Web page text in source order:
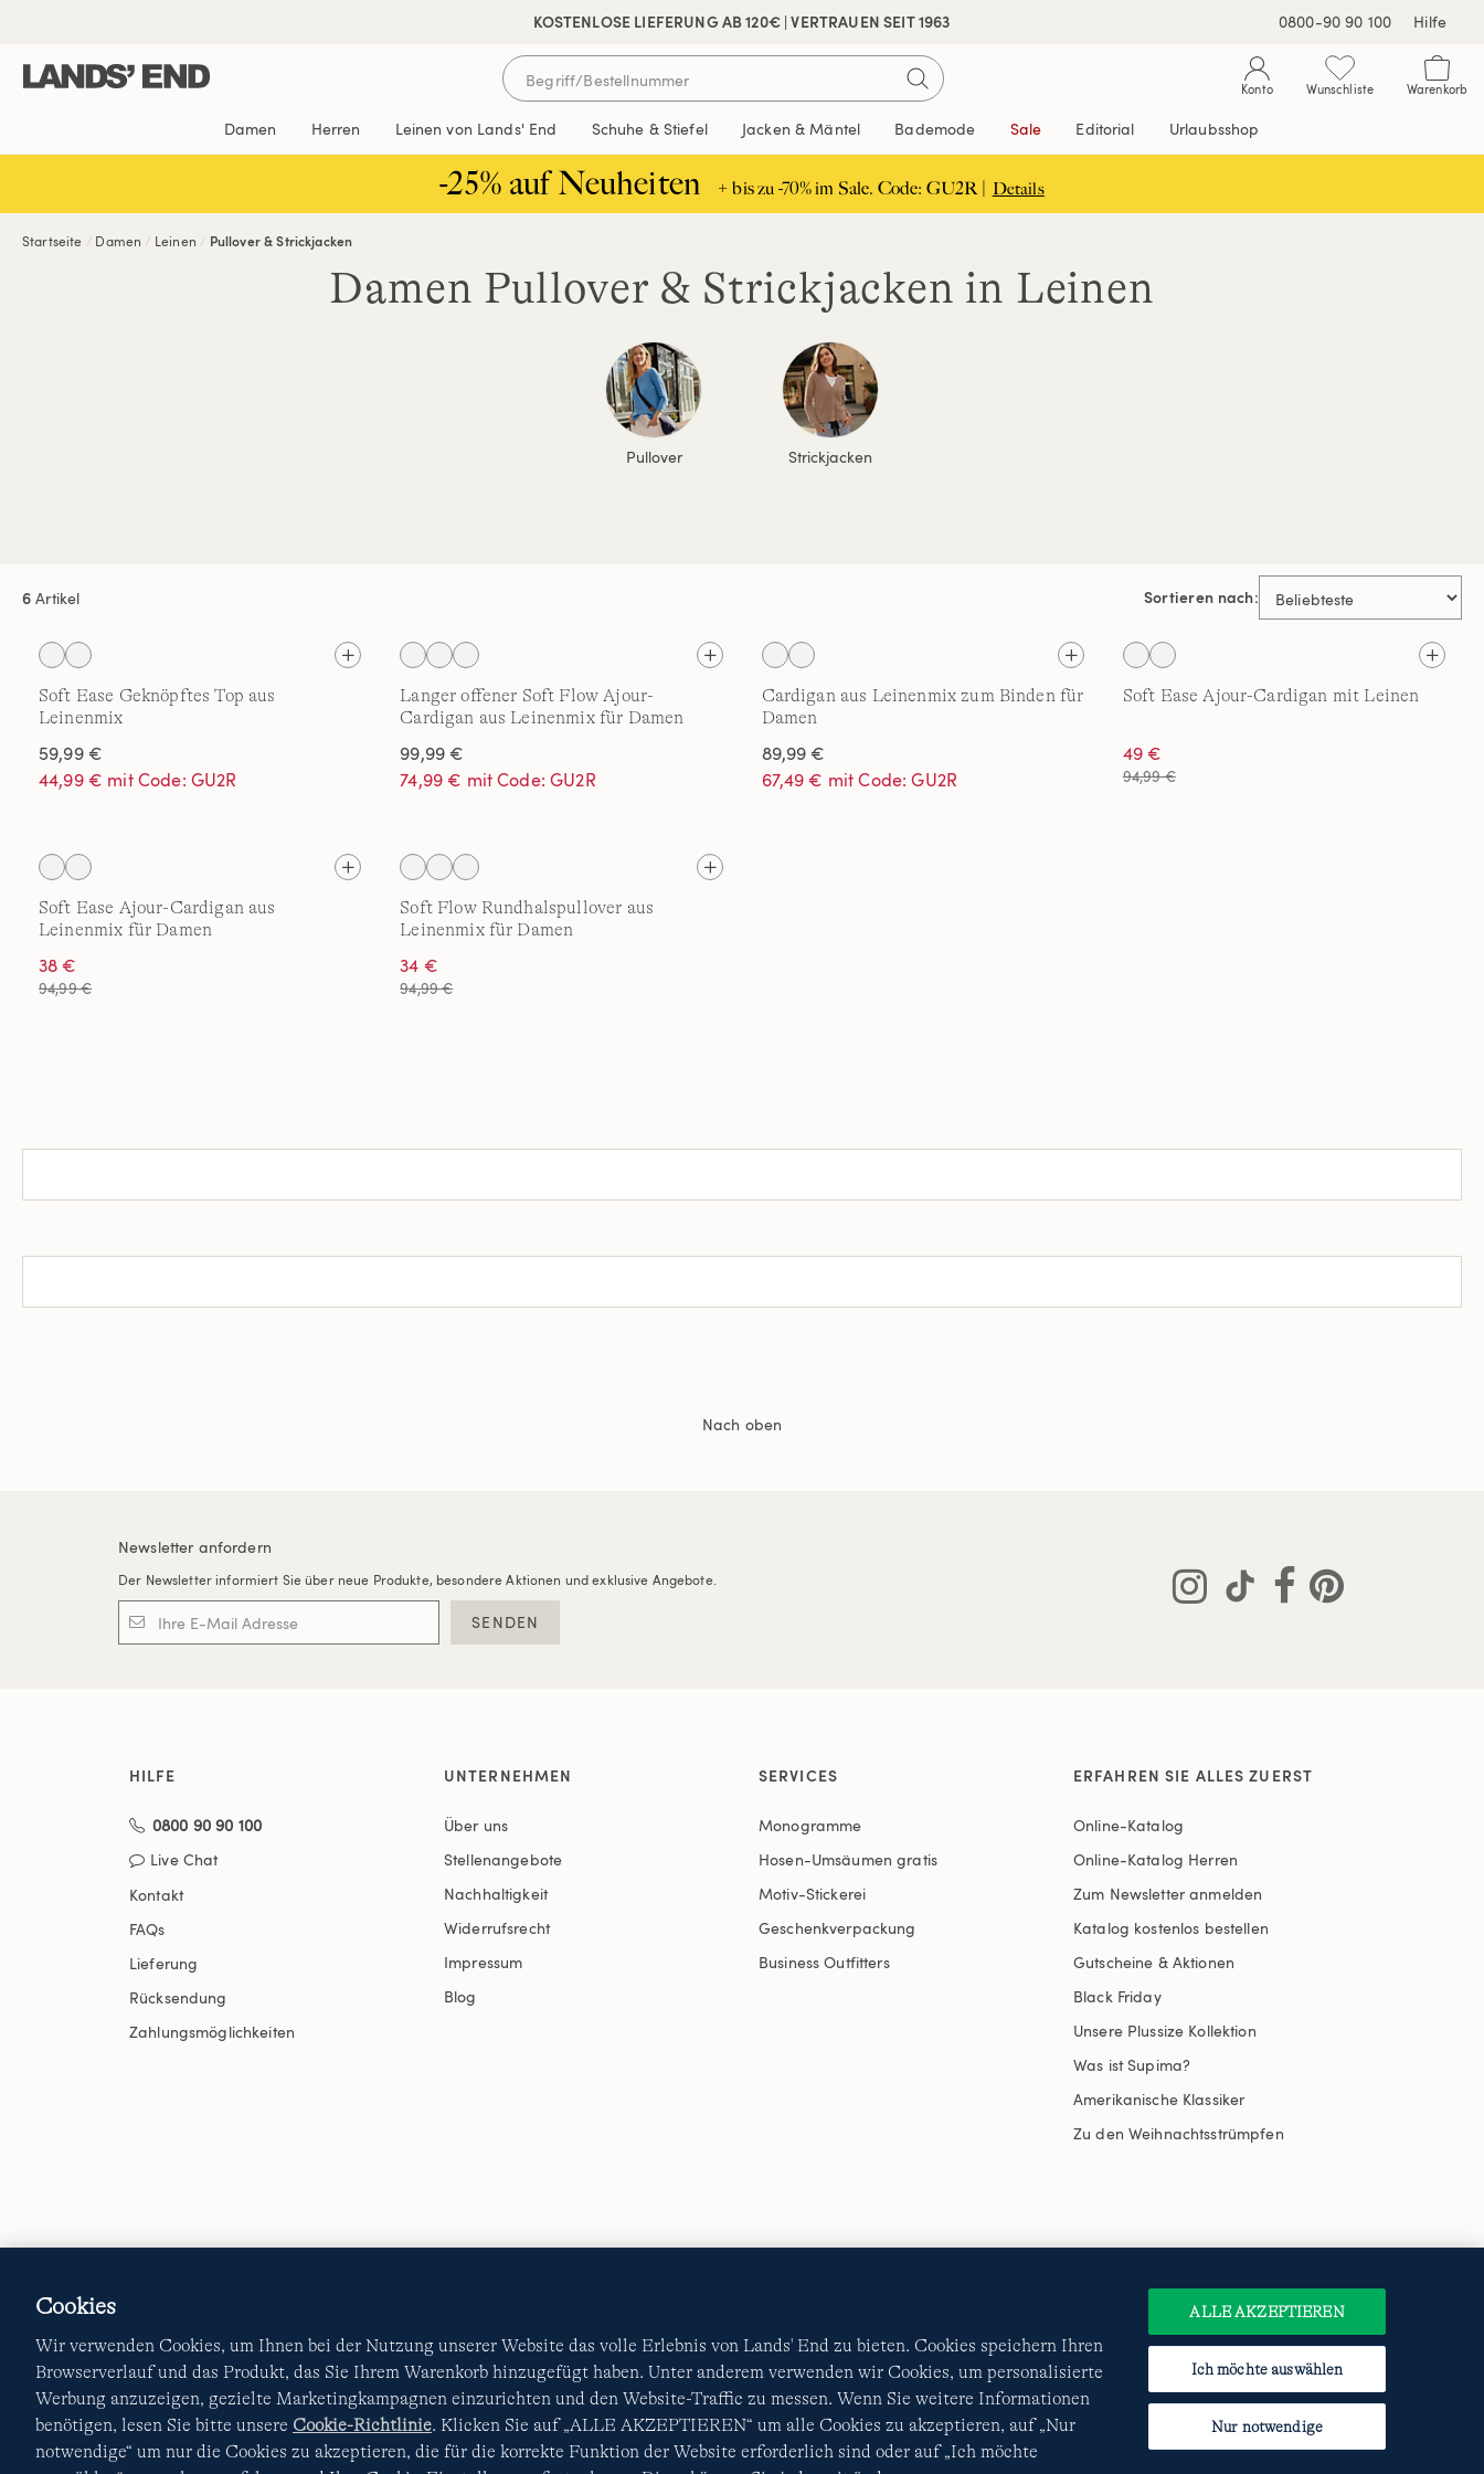
Inhalt
Navigation
Suche
KOSTENLOSE LIEFERUNG AB 120€ | VERTRAUEN SEIT 1963
🔒 SICHER BEZAHLEN 0800-90 90 100 Hilfe
Konto Wunschliste Warenkorb
Damen Herren Leinen von Lands' End Schuhe & Stiefel Jacken & Mäntel Bademode Sale Editorial Urlaubsshop
-25% auf Neuheiten + bis zu -70% im Sale. Code: GU2R | Details
Startseite Damen Leinen Pullover & Strickjacken
Damen Pullover & Strickjacken in Leinen
Pullover Strickjacken
6 Artikel Sortieren nach:
Soft Ease Geknöpftes Top aus
Leinenmix
59,99 €
44,99 € mit Code: GU2R
Langer offener Soft Flow Ajour-
Cardigan aus Leinenmix für Damen
99,99 €
74,99 € mit Code: GU2R
Cardigan aus Leinenmix zum Binden für
Damen
89,99 €
67,49 € mit Code: GU2R
Soft Ease Ajour-Cardigan mit Leinen
49 €
94,99 €
Soft Ease Ajour-Cardigan aus
Leinenmix für Damen
38 €
94,99 €
Soft Flow Rundhalspullover aus
Leinenmix für Damen
34 €
94,99 €
Nach oben
Newsletter anfordern
Der Newsletter informiert Sie über neue Produkte, besondere Aktionen und exklusive Angebote.
SENDEN
HILFE
0800 90 90 100
Live Chat
Kontakt
FAQs
Lieferung
Rücksendung
Zahlungsmöglichkeiten
UNTERNEHMEN
Über uns
Stellenangebote
Nachhaltigkeit
Widerrufsrecht
Impressum
Blog
SERVICES
Monogramme
Hosen-Umsäumen gratis
Motiv-Stickerei
Geschenkverpackung
Business Outfitters
ERFAHREN SIE ALLES ZUERST
Online-Katalog
Online-Katalog Herren
Zum Newsletter anmelden
Katalog kostenlos bestellen
Gutscheine & Aktionen
Black Friday
Unsere Plussize Kollektion
Was ist Supima?
Amerikanische Klassiker
Zu den Weihnachtsstrümpfen
Datenschutzerklärung
Cookies
Wir verwenden Cookies, um Ihnen bei der Nutzung unserer Website das volle Erlebnis von Lands' End zu bieten. Cookies speichern Ihren
Browserverlauf und das Produkt, das Sie Ihrem Warenkorb hinzugefügt haben. Unter anderem verwenden wir Cookies, um personalisierte
Werbung anzuzeigen, gezielte Marketingkampagnen einzurichten und den Website-Traffic zu messen. Wenn Sie weitere Informationen
benötigen, lesen Sie bitte unsere Cookie-Richtlinie. Klicken Sie auf „ALLE AKZEPTIEREN“ um alle Cookies zu akzeptieren, auf „Nur
notwendige“ um nur die Cookies zu akzeptieren, die für die korrekte Funktion der Website erforderlich sind oder auf „Ich möchte
Ich möchte auswählen
Nur notwendige
ALLE AKZEPTIEREN